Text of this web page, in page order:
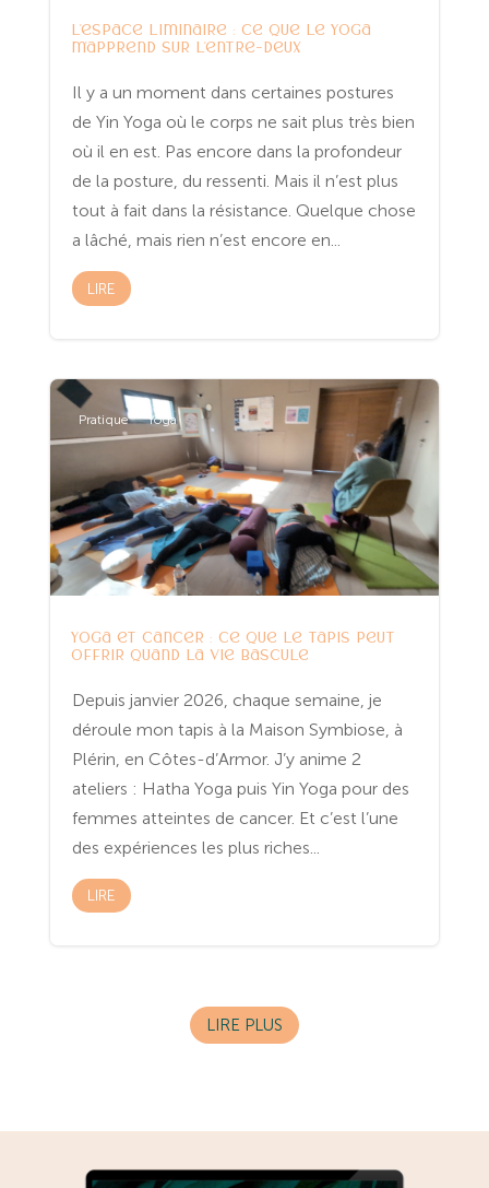
L’espace liminaire : ce que le yoga
m’apprend sur l’entre-deux
Il y a un moment dans certaines postures
de Yin Yoga où le corps ne sait plus très bien
où il en est. Pas encore dans la profondeur
de la posture, du ressenti. Mais il n’est plus
tout à fait dans la résistance. Quelque chose
a lâché, mais rien n’est encore en...
LIRE
Pratique Yoga
Yoga et cancer : ce que le tapis peut
offrir quand la vie bascule
Depuis janvier 2026, chaque semaine, je
déroule mon tapis à la Maison Symbiose, à
Plérin, en Côtes-d’Armor. J’y anime 2
ateliers : Hatha Yoga puis Yin Yoga pour des
femmes atteintes de cancer. Et c’est l’une
des expériences les plus riches...
LIRE
LIRE PLUS